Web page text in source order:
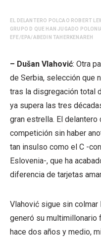
EL DELANTERO POLCAO ROBERT
GRUPO D QUE HAN JUGADO
EFE/EPA/ABEDIN TAHERKENAREH
– Dušan Vlahović: Otra
de Serbia, selección que
tras la disgregación total
ya supera las tres
gran estrella. El
competición sin haber
tan insulso como el C -
Eslovenia-, que ha
diferencia de tarjetas
Vlahović sigue sin
generó su multimillonario
hace dos años y medio,